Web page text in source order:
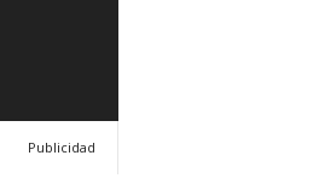
Publicidad